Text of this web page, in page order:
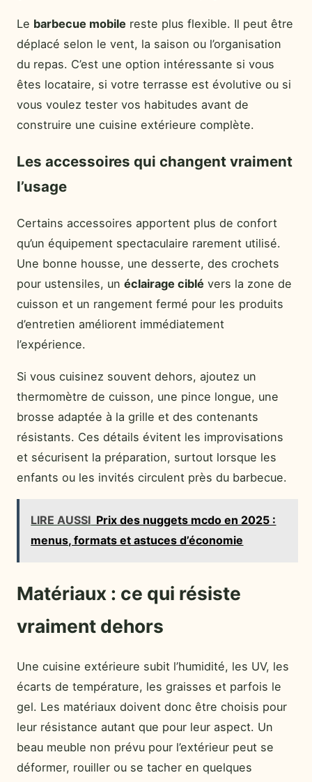
Le barbecue mobile reste plus flexible. Il peut être
déplacé selon le vent, la saison ou l’organisation
du repas. C’est une option intéressante si vous
êtes locataire, si votre terrasse est évolutive ou si
vous voulez tester vos habitudes avant de
construire une cuisine extérieure complète.
Les accessoires qui changent vraiment
l’usage
Certains accessoires apportent plus de confort
qu’un équipement spectaculaire rarement utilisé.
Une bonne housse, une desserte, des crochets
pour ustensiles, un éclairage ciblé vers la zone de
cuisson et un rangement fermé pour les produits
d’entretien améliorent immédiatement
l’expérience.
Si vous cuisinez souvent dehors, ajoutez un
thermomètre de cuisson, une pince longue, une
brosse adaptée à la grille et des contenants
résistants. Ces détails évitent les improvisations
et sécurisent la préparation, surtout lorsque les
enfants ou les invités circulent près du barbecue.
LIRE AUSSI Prix des nuggets mcdo en 2025 :
menus, formats et astuces d’économie
Matériaux : ce qui résiste
vraiment dehors
Une cuisine extérieure subit l’humidité, les UV, les
écarts de température, les graisses et parfois le
gel. Les matériaux doivent donc être choisis pour
leur résistance autant que pour leur aspect. Un
beau meuble non prévu pour l’extérieur peut se
déformer, rouiller ou se tacher en quelques